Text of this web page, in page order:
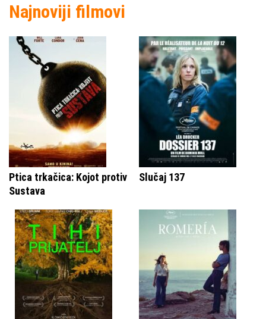
Najnoviji filmovi
Ptica trkačica: Kojot protiv
Sustava
Slučaj 137